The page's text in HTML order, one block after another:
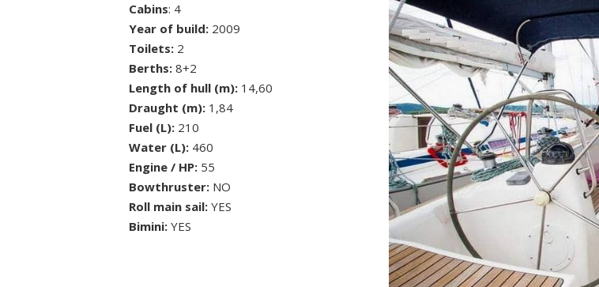
Cabins: 4
Year of build: 2009
Toilets: 2
Berths: 8+2
Length of hull (m): 14,60
Draught (m): 1,84
Fuel (L): 210
Water (L): 460
Engine / HP: 55
Bowthruster: NO
Roll main sail: YES
Bimini: YES